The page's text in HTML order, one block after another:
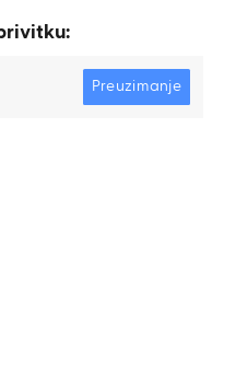
Preuzimanje